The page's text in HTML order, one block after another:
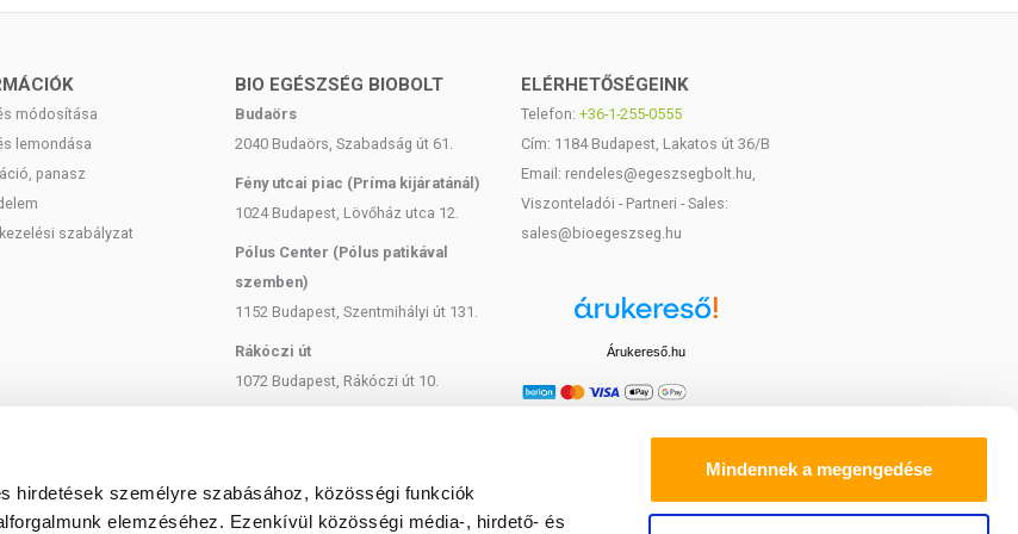
hirdetések személyre szabásához, közösségi funkciók
elemzéséhez. Ezenkívül közösségi média-, hirdető- és
Mindennek a megengedése
gyermekektől elzárva tárolandó!
feltüntetett időpontot.
módosítása
lemondása
panasz
szabályzat
BIO EGÉSZSÉG BIOBOLT
Budaörs
2040 Budaörs, Szabadság út 61.
Fény utcai piac (Príma kijáratánál)
1024 Budapest, Lövőház utca 12.
Pólus Center (Pólus patikával
szemben)
1152 Budapest, Szentmihályi út 131.
Rákóczi út
1072 Budapest, Rákóczi út 10.
Bartók Béla
ELÉRHETŐSÉGEINK
Telefon: +36-1-255-0555
Cím: 1184 Budapest, Lakatos út 36/B
Email: rendeles@egeszsegbolt.hu,
Viszonteladói - Partneri - Sales:
sales@bioegeszseg.hu
Árukereső.hu